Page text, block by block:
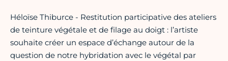
Héloïse Thiburce - Restitution participative des ateliers
de teinture végétale et de filage au doigt : l’artiste
souhaite créer un espace d’échange autour de la
question de notre hybridation avec le végétal par